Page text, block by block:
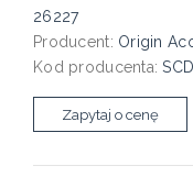
26227
Producent: Origin
Kod producenta:
Zapytaj o cenę